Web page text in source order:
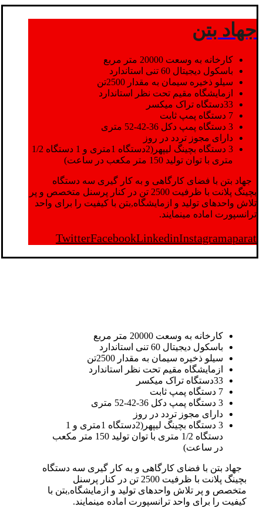
جهاد بتن
کارخانه به وسعت 20000 متر مربع
باسکول دیجیتال 60 تنی استاندارد
سیلو ذخیره سیمان به مقدار 2500تن
ازمایشگاه مقیم تحت نظر استاندارد
33دستگاه تراک میکسر
7 دستگاه پمپ ثابت
3 دستگاه پمپ دکل 36-42-52 متری
دارای مجوز تردد در روز
3 دستگاه بچینگ لیپهر(2دستگاه 1متری و 1 دستگاه 1/2
متری با توان تولید 150 متر مکعب در ساعت)
جهاد بتن با فضای کارگاهی و به کار گیری سه دستگاه
بچینگ پلانت با ظرفیت 2500 تن در کنار پرسنل متخصص و پر
تلاش واحدهای تولید و ازمایشگاه,بتن با کیفیت را برای واحد
ترانسپورت اماده مینمایند.
TwitterFacebookLinkedinInstagramaparat
کارخانه به وسعت 20000 متر مربع
باسکول دیجیتال 60 تنی استاندارد
سیلو ذخیره سیمان به مقدار 2500تن
ازمایشگاه مقیم تحت نظر استاندارد
33دستگاه تراک میکسر
7 دستگاه پمپ ثابت
3 دستگاه پمپ دکل 36-42-52 متری
دارای مجوز تردد در روز
3 دستگاه بچینگ لیپهر(2دستگاه 1متری و 1
دستگاه 1/2 متری با توان تولید 150 متر مکعب
در ساعت)
جهاد بتن با فضای کارگاهی و به کار گیری سه دستگاه
بچینگ پلانت با ظرفیت 2500 تن در کنار پرسنل
متخصص و پر تلاش واحدهای تولید و ازمایشگاه,بتن با
کیفیت را برای واحد ترانسپورت اماده مینمایند.